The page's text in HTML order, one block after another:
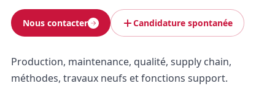
Nous contacter Candidature spontanée
Production, maintenance, qualité, supply chain,
méthodes, travaux neufs et fonctions support.